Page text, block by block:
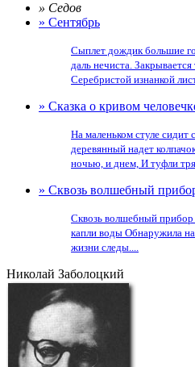
» Седов
» Сентябрь
Сыплет дождик большие
даль нечиста.
Серебристой изнанкой
» Сказка о кривом
На маленьком стуле сидит
деревянный надет
ночью, и днем, И туфли
» Сквозь волшебный
Сквозь волшебный
капли воды Обнаружила
жизни следы....
Николай Заболоцкий